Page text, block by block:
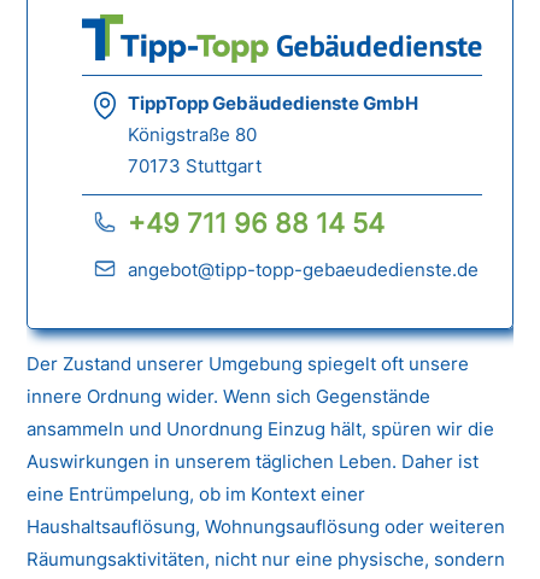
TippTopp Gebäudedienste GmbH
Königstraße 80
70173 Stuttgart
+49 711 96 88 14 54
angebot@tipp-topp-gebaeudedienste.de
Der Zustand unserer Umgebung spiegelt oft unsere
innere Ordnung wider. Wenn sich Gegenstände
ansammeln und Unordnung Einzug hält, spüren wir die
Auswirkungen in unserem täglichen Leben. Daher ist
eine Entrümpelung, ob im Kontext einer
Haushaltsauflösung, Wohnungsauflösung oder weiteren
Räumungsaktivitäten, nicht nur eine physische, sondern